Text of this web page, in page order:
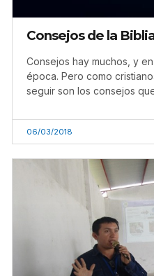
Consejos de la
Consejos hay muchos, y
época. Pero como
seguir son los consejos
06/03/2018